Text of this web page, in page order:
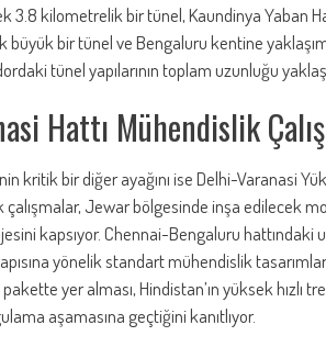
3.8 kilometrelik bir tünel, Kaundinya Yaban
büyük bir tünel ve Bengaluru kentine
tünel yapılarının toplam uzunluğu
Hattı Mühendislik
kritik bir diğer ayağını ise Delhi-Varanasi
Jewar bölgesinde inşa edilecek
kapsıyor. Chennai-Bengaluru hattındaki
yönelik standart mühendislik
yer alması, Hindistan’ın yüksek hızlı
aşamasına geçtiğini kanıtlıyor.